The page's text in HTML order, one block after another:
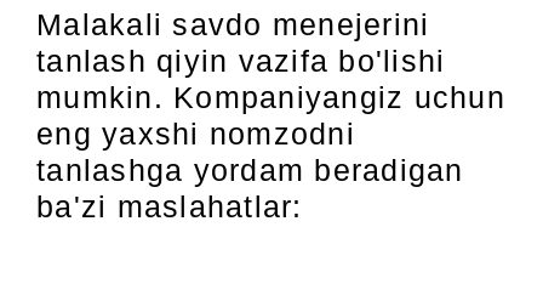
Malakali savdo menejerini
tanlash qiyin vazifa bo'lishi
mumkin. Kompaniyangiz uchun
eng yaxshi nomzodni
tanlashga yordam beradigan
ba'zi maslahatlar: